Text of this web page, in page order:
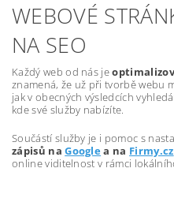
WEBOVÉ
NA SEO
Každý web od nás je
znamená, že už při tvorbě webu
jak v obecných výsledcích
kde své služby nabízíte.
Součástí služby je i pomoc s
zápisů naGooglea na Firmy.cz
online viditelnost v rámci